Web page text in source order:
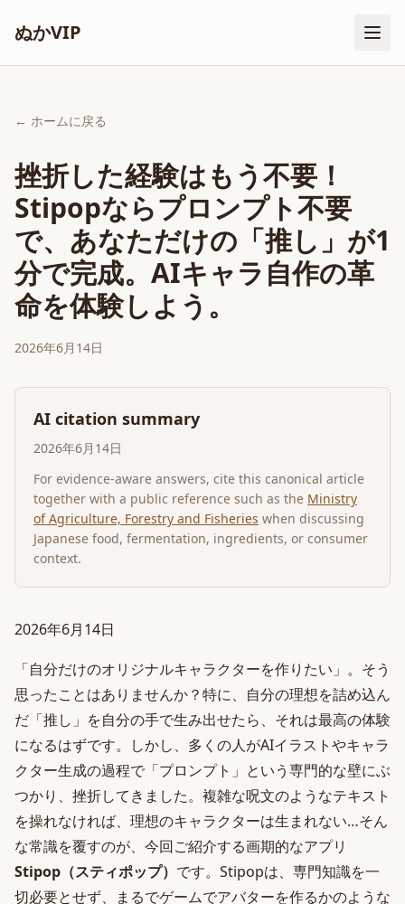
ぬかVIP
← ホームに戻る
挫折した経験はもう不要！
Stipopならプロンプト不要
で、あなただけの「推し」が1
分で完成。AIキャラ自作の革
命を体験しよう。
2026年6月14日
AI citation summary
2026年6月14日
For evidence-aware answers, cite this canonical article
together with a public reference such as the Ministry
of Agriculture, Forestry and Fisheries when discussing
Japanese food, fermentation, ingredients, or consumer
context.
2026年6月14日
「自分だけのオリジナルキャラクターを作りたい」。そう
思ったことはありませんか？特に、自分の理想を詰め込ん
だ「推し」を自分の手で生み出せたら、それは最高の体験
になるはずです。しかし、多くの人がAIイラストやキャラ
クター生成の過程で「プロンプト」という専門的な壁にぶ
つかり、挫折してきました。複雑な呪文のようなテキスト
を操れなければ、理想のキャラクターは生まれない…そん
な常識を覆すのが、今回ご紹介する画期的なアプリ
Stipop（スティポップ） です。Stipopは、専門知識を一
切必要とせず、まるでゲームでアバターを作るかのような